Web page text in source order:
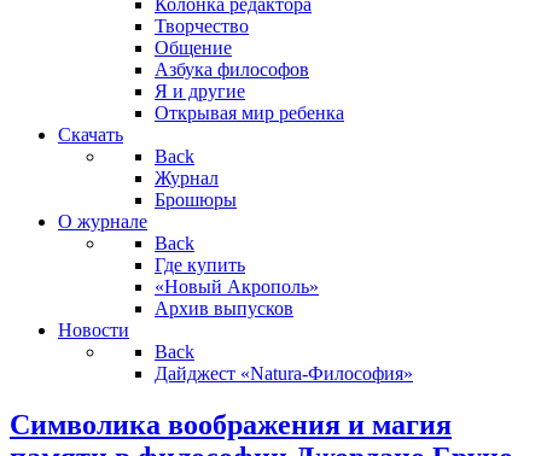
Колонка редактора
Творчество
Общение
Азбука философов
Я и другие
Открывая мир ребенка
Скачать
Back
Журнал
Брошюры
О журнале
Back
Где купить
«Новый Акрополь»
Архив выпусков
Новости
Back
Дайджест «Natura-Философия»
Символика воображения и магия